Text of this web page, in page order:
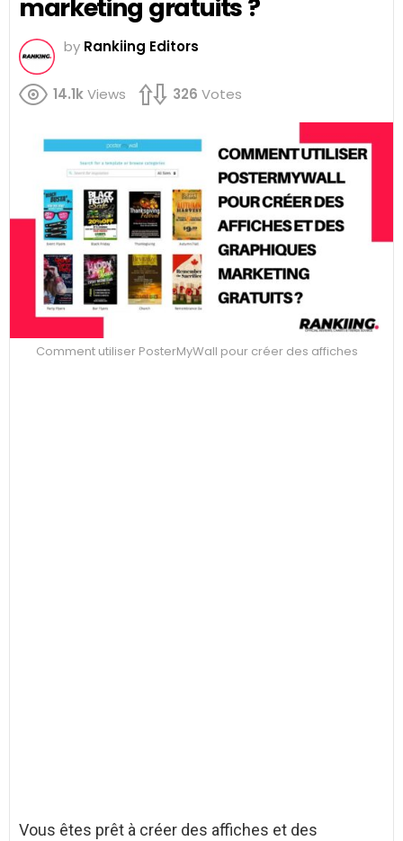
marketing gratuits ?
by Rankiing Editors
14.1kViews 326 Votes
Comment utiliser PosterMyWall pour créer des affiches
Vous êtes prêt à créer des affiches et des